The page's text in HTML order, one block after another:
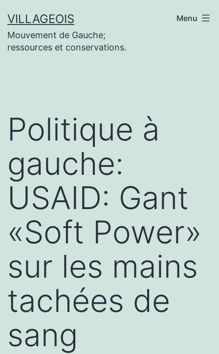
au
contenu
VILLAGEOIS
Mouvement de Gauche;
ressources et conservations.
Menu
Politique à
gauche:
USAID: Gant
«Soft Power»
sur les mains
tachées de
sang